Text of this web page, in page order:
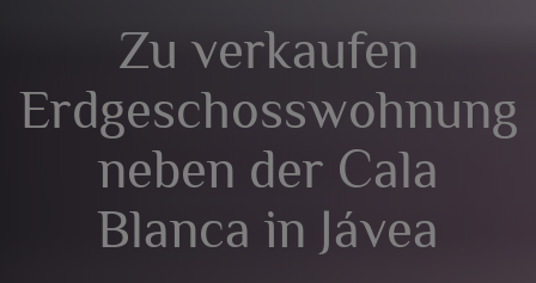
Zu verkaufen
Erdgeschosswohnung
neben der Cala
Blanca in Jávea